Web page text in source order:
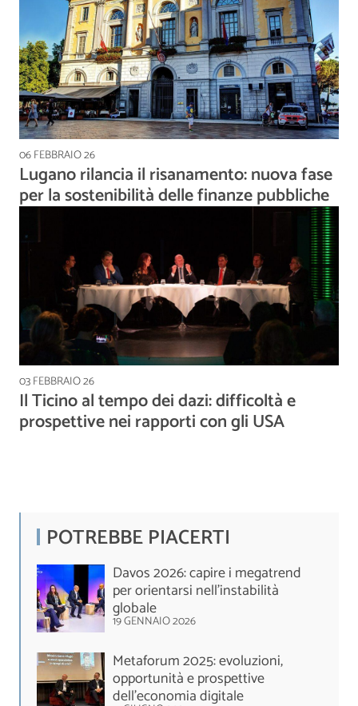
06 FEBBRAIO 26
Lugano rilancia il risanamento: nuova fase
per la sostenibilità delle finanze pubbliche
03 FEBBRAIO 26
Il Ticino al tempo dei dazi: difficoltà e
prospettive nei rapporti con gli USA
POTREBBE PIACERTI
Davos 2026: capire i megatrend
per orientarsi nell’instabilità
globale
19 GENNAIO 2026
Metaforum 2025: evoluzioni,
opportunità e prospettive
dell'economia digitale